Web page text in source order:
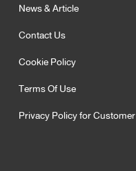
News & Article
Contact Us
Cookie Policy
Terms Of Use
Privacy Policy for Customer